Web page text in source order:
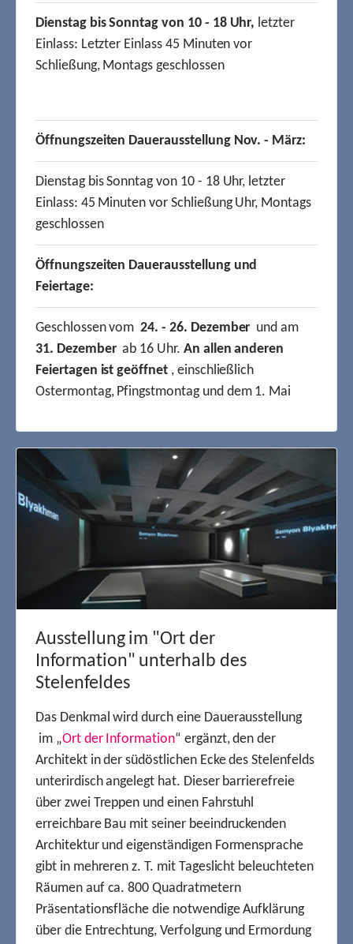
Ausstellung im "Ort der
Information" unterhalb des
Stelenfeldes
Das Denkmal wird durch eine Dauerausstellung
im „Ort der Information“ ergänzt, den der
Architekt in der südöstlichen Ecke des Stelenfelds
unterirdisch angelegt hat. Dieser barrierefreie
über zwei Treppen und einen Fahrstuhl
erreichbare Bau mit seiner beeindruckenden
Architektur und eigenständigen Formensprache
gibt in mehreren z. T. mit Tageslicht beleuchteten
Räumen auf ca. 800 Quadratmetern
Präsentationsfläche die notwendige Aufklärung
über die Entrechtung, Verfolgung und Ermordung
Dienstag bis Sonntag von 10 - 18 Uhr, letzter
Einlass: Letzter Einlass 45 Minuten vor
Schließung, Montags geschlossen
Öffnungszeiten Dauerausstellung Nov. - März:
Dienstag bis Sonntag von 10 - 18 Uhr, letzter
Einlass: 45 Minuten vor Schließung Uhr, Montags
geschlossen
Öffnungszeiten Dauerausstellung und
Feiertage:
Geschlossen vom24. - 26. Dezember und am
31. Dezemberab 16 Uhr. An allen anderen
Feiertagen ist geöffnet, einschließlich
Ostermontag, Pfingstmontag und dem 1. Mai